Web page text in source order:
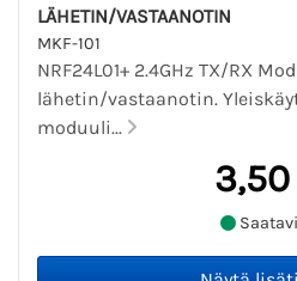
LÄHETIN/VASTAANOTIN
MKF-101
NRF24L01+ 2.4GHz TX/RX
lähetin/vastaanotin.
moduuli...